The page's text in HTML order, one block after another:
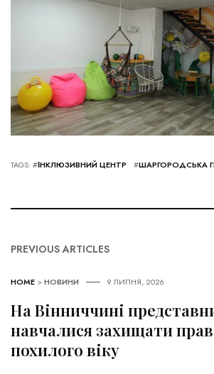
TAGS: #ІНКЛЮЗИВНИЙ ЦЕНТР #ШАРГОРОДСЬКА
PREVIOUS ARTICLES
HOME >НОВИНИ 9 ЛИПНЯ, 2026
На Вінниччині
навчалися захищати
похилого віку